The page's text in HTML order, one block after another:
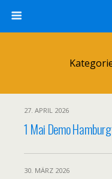
27. APRIL 2026
1 Mai Demo
30. MÄRZ 2026